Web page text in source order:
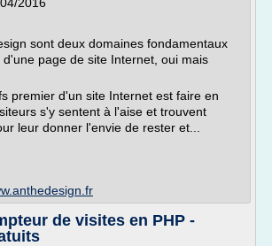
sont deux domaines fondamentaux
page de site Internet, oui mais
premier d'un site Internet est faire en
s'y sentent à l'aise et trouvent
leur donner l'envie de rester et...
de visites en PHP -